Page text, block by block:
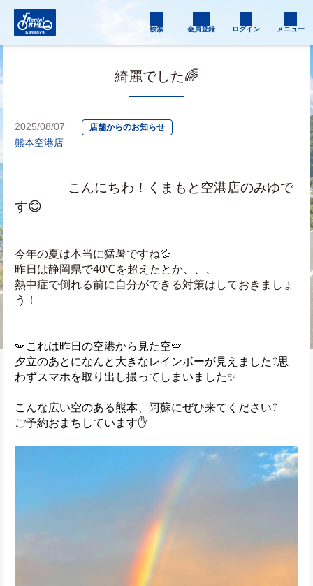
検索 会員登録 ログイン メニュー
綺麗でした🌈
2025/08/07 店舗からのお知らせ
熊本空港店
こんにちわ！くまもと空港店のみゆで
す😊
今年の夏は本当に猛暑ですね💦
昨日は静岡県で40℃を超えたとか、、、
熱中症で倒れる前に自分ができる対策はしておきましょ
う！
🪽これは昨日の空港から見た空🪽
夕立のあとになんと大きなレインボーが見えました⤴思
わずスマホを取り出し撮ってしまいました✨
こんな広い空のある熊本、阿蘇にぜひ来てください⤴
ご予約おまちしています✋